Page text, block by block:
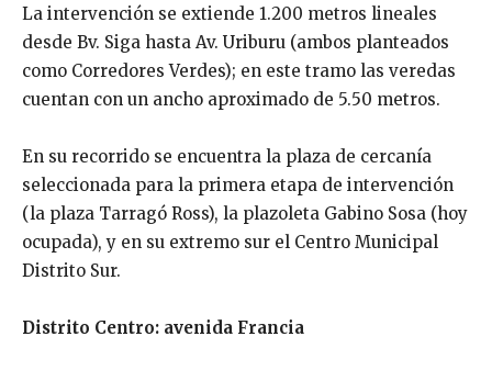
La intervención se extiende 1.200 metros lineales
desde Bv. Siga hasta Av. Uriburu (ambos planteados
como Corredores Verdes); en este tramo las veredas
cuentan con un ancho aproximado de 5.50 metros.
En su recorrido se encuentra la plaza de cercanía
seleccionada para la primera etapa de intervención
(la plaza Tarragó Ross), la plazoleta Gabino Sosa (hoy
ocupada), y en su extremo sur el Centro Municipal
Distrito Sur.
Distrito Centro: avenida Francia